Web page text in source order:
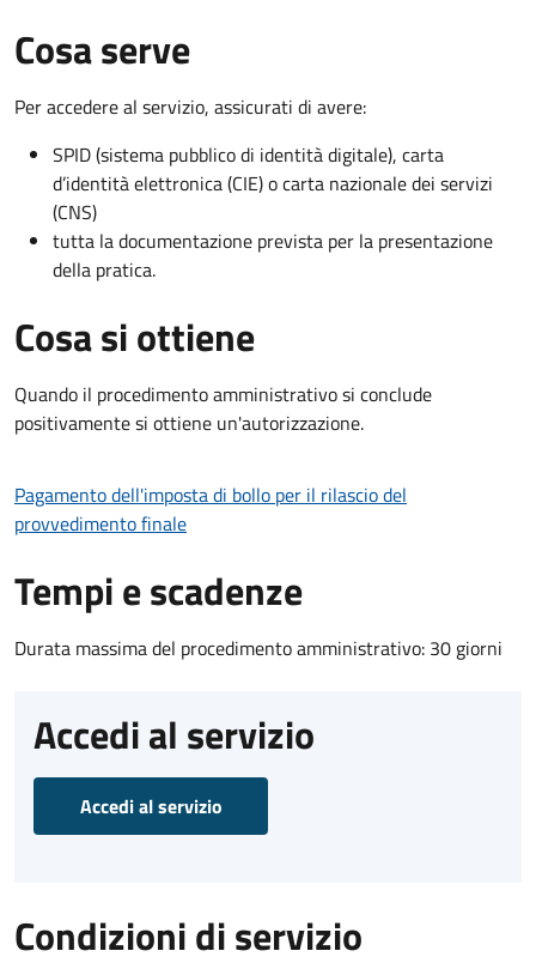
Cosa serve
Per accedere al servizio, assicurati di avere:
SPID (sistema pubblico di identità digitale), carta
d’identità elettronica (CIE) o carta nazionale dei servizi
(CNS)
tutta la documentazione prevista per la presentazione
della pratica.
Cosa si ottiene
Quando il procedimento amministrativo si conclude
positivamente si ottiene un'autorizzazione.
Pagamento dell'imposta di bollo per il rilascio del
provvedimento finale
Tempi e scadenze
Durata massima del procedimento amministrativo: 30 giorni
Accedi al servizio
Accedi al servizio
Condizioni di servizio